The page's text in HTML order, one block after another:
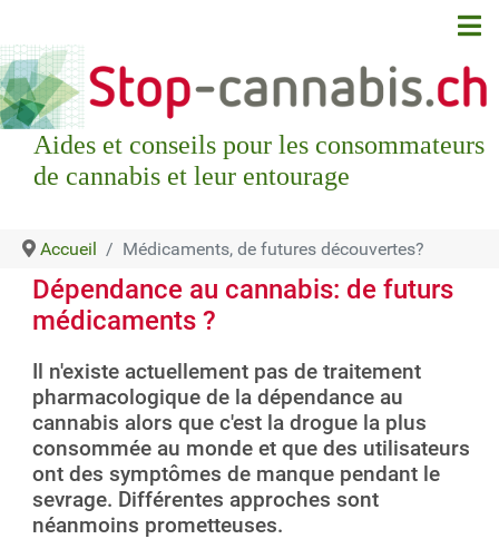
Aides et conseils pour les consommateurs
de cannabis et leur entourage
Accueil Médicaments, de futures découvertes?
Dépendance au cannabis: de futurs
médicaments ?
Il n'existe actuellement pas de traitement
pharmacologique de la dépendance au
cannabis alors que c'est la drogue la plus
consommée au monde et que des utilisateurs
ont des symptômes de manque pendant le
sevrage. Différentes approches sont
néanmoins prometteuses.